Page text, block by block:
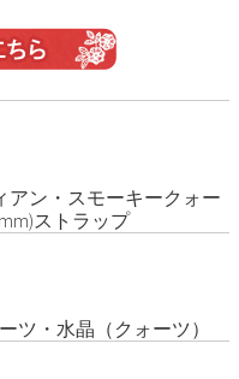
アン・スモーキークォー
ストラップ
ツ・水晶（クォーツ）